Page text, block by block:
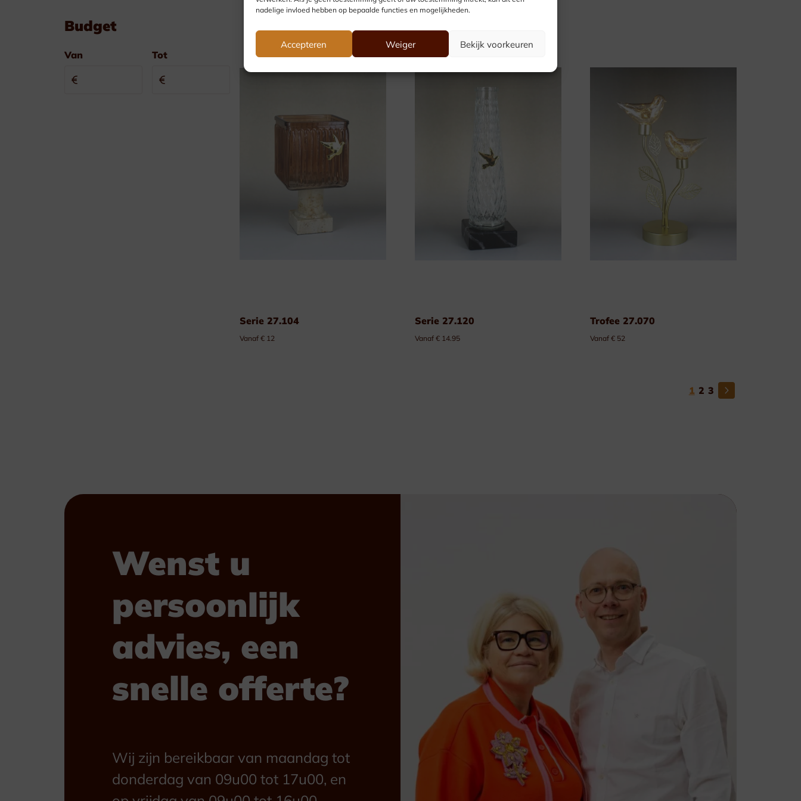
nadelige invloed hebben op bepaalde functies en mogelijkheden.
Accepteren Weiger Bekijk voorkeuren
Budget
Van Tot
Serie 27.104
Vanaf € 12
Serie 27.120
Vanaf € 14.95
Trofee 27.070
Vanaf € 52
1 2 3
Wenst u
persoonlijk
advies, een
snelle offerte?
Wij zijn bereikbaar van maandag tot
donderdag van 09u00 tot 17u00, en